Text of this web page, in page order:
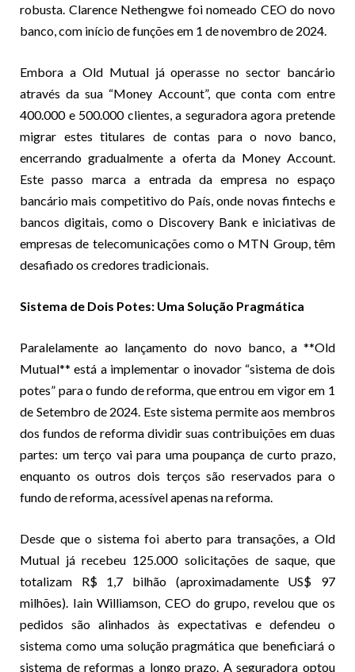
robusta. Clarence Nethengwe foi nomeado CEO do novo
banco, com início de funções em 1 de novembro de 2024.
Embora a Old Mutual já operasse no sector bancário
através da sua “Money Account”, que conta com entre
400.000 e 500.000 clientes, a seguradora agora pretende
migrar estes titulares de contas para o novo banco,
encerrando gradualmente a oferta da Money Account.
Este passo marca a entrada da empresa no espaço
bancário mais competitivo do País, onde novas fintechs e
bancos digitais, como o Discovery Bank e iniciativas de
empresas de telecomunicações como o MTN Group, têm
desafiado os credores tradicionais.
Sistema de Dois Potes: Uma Solução Pragmática
Paralelamente ao lançamento do novo banco, a **Old
Mutual** está a implementar o inovador “sistema de dois
potes” para o fundo de reforma, que entrou em vigor em 1
de Setembro de 2024. Este sistema permite aos membros
dos fundos de reforma dividir suas contribuições em duas
partes: um terço vai para uma poupança de curto prazo,
enquanto os outros dois terços são reservados para o
fundo de reforma, acessível apenas na reforma.
Desde que o sistema foi aberto para transações, a Old
Mutual já recebeu 125.000 solicitações de saque, que
totalizam R$ 1,7 bilhão (aproximadamente US$ 97
milhões). Iain Williamson, CEO do grupo, revelou que os
pedidos são alinhados às expectativas e defendeu o
sistema como uma solução pragmática que beneficiará o
sistema de reformas a longo prazo. A seguradora optou